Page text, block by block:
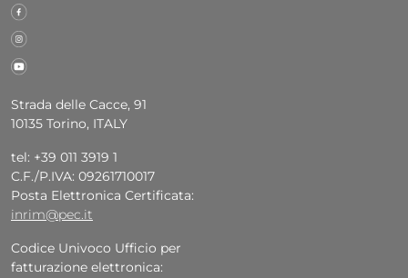
Strada delle Cacce, 91
10135 Torino, ITALY
tel: +39 011 3919 1
C.F./P.IVA: 09261710017
Posta Elettronica Certificata:
inrim@pec.it
Codice Univoco Ufficio per
fatturazione elettronica: